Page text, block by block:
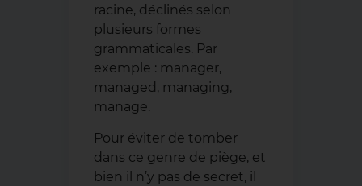
racine, déclinés selon
plusieurs formes
grammaticales. Par
exemple : manager,
managed, managing,
manage.
Pour éviter de tomber
dans ce genre de piège, et
bien il n’y pas de secret, il